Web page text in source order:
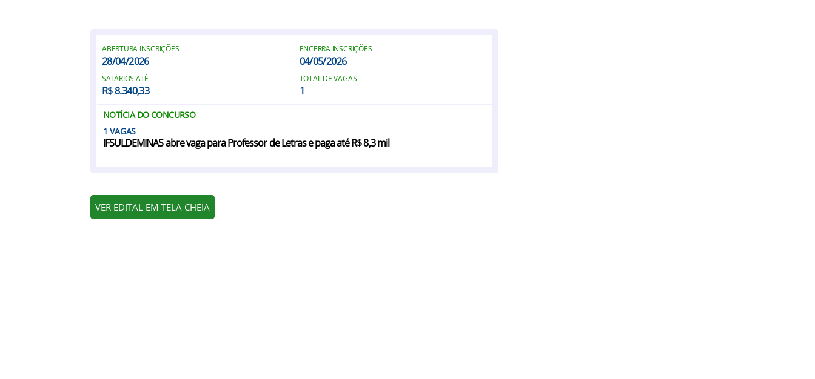
ABERTURA INSCRIÇÕES
28/04/2026
ENCERRA INSCRIÇÕES
04/05/2026
SALÁRIOS ATÉ
R$ 8.340,33
TOTAL DE VAGAS
1
NOTÍCIA DO CONCURSO
1
IFSULDEMINAS abre vaga para Professor de Letras e paga até R$ 8,3 mil
VER EDITAL EM TELA CHEIA